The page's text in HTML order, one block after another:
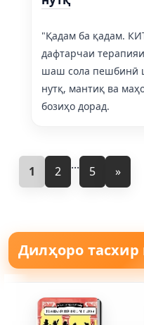
"Қадам ба қадам.
дафтарчаи
шаш сола пешбинӣ
нутқ, мантиқ ва
бозиҳо дорад.
1 2 ... 5 »
Дилҳоро